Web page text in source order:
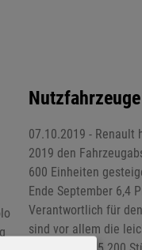
07.10.2019 - Renault
2019 den
600 Einheiten
Ende September 6,4
Verantwortlich für
sind vor allem die